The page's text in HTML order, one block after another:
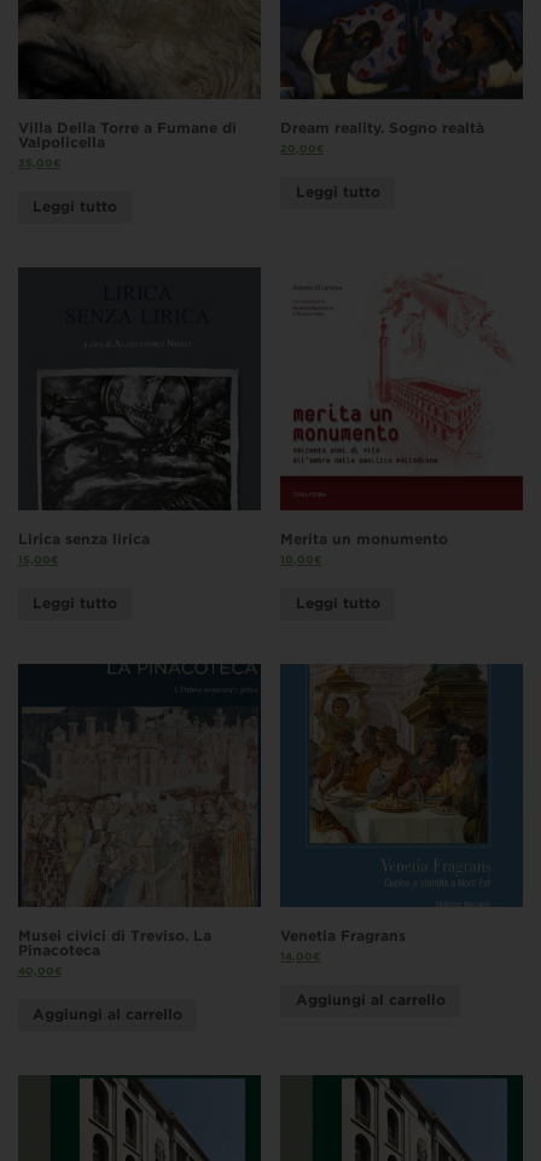
Villa Della Torre a Fumane di
Valpolicella
35,00€
Leggi tutto
Dream reality. Sogno realtà
20,00€
Leggi tutto
Lirica senza lirica
15,00€
Leggi tutto
Merita un monumento
10,00€
Leggi tutto
Musei civici di Treviso. La
Pinacoteca
40,00€
Aggiungi al carrello
Venetia Fragrans
14,00€
Aggiungi al carrello